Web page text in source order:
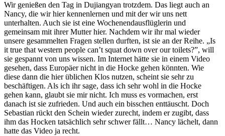
Wir genießen den Tag in Dujiangyan trotzdem. Das liegt auch an
Nancy, die wir hier kennenlernen und mit der wir uns nett
unterhalten. Auch sie ist eine Wochenendausflüglerin und
gemeinsam mit ihrer Mutter hier. Nachdem wir ihr mal wieder
unsere gesammelten Fragen stellen durften, ist sie an der Reihe. „Is
it true that western people can’t squat down over our toilets?”, will
sie gespannt von uns wissen. Im Internet hätte sie in einem Video
gesehen, dass Europäer nicht in die Hocke gehen könnten. Wie
diese dann die hier üblichen Klos nutzen, scheint sie sehr zu
beschäftigen. Als ich ihr sage, dass ich sehr wohl in die Hocke
gehen kann, glaubt sie mir nicht. Ich muss es vormachen, erst
danach ist sie zufrieden. Und auch ein bisschen enttäuscht. Doch
Sebastian rückt den Schein wieder zurecht, indem er zugibt, dass
ihm das Hocken tatsächlich sehr schwer fällt… Nancy lächelt, dann
hatte das Video ja recht.